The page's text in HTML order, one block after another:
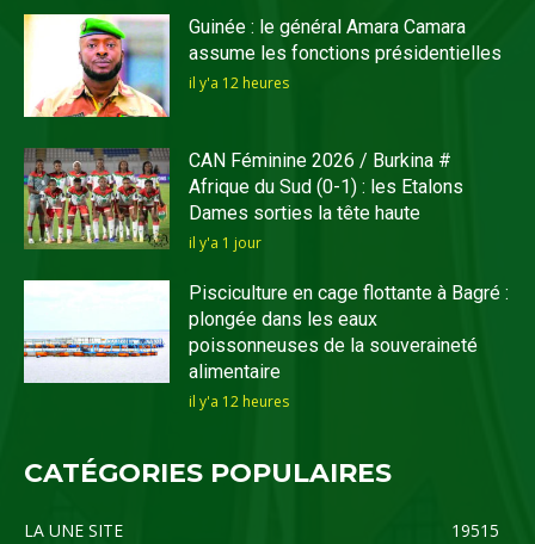
Guinée : le général Amara Camara
assume les fonctions présidentielles
il y'a 12 heures
CAN Féminine 2026 / Burkina #
Afrique du Sud (0-1) : les Etalons
Dames sorties la tête haute
il y'a 1 jour
Pisciculture en cage flottante à Bagré :
plongée dans les eaux
poissonneuses de la souveraineté
alimentaire
il y'a 12 heures
CATÉGORIES POPULAIRES
LA UNE SITE
19515